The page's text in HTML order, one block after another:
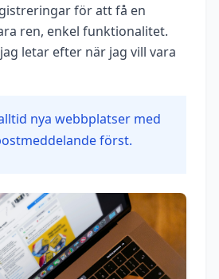
för att få en
ren, enkel funktionalitet.
letar efter när jag vill vara
nya webbplatser med
först.